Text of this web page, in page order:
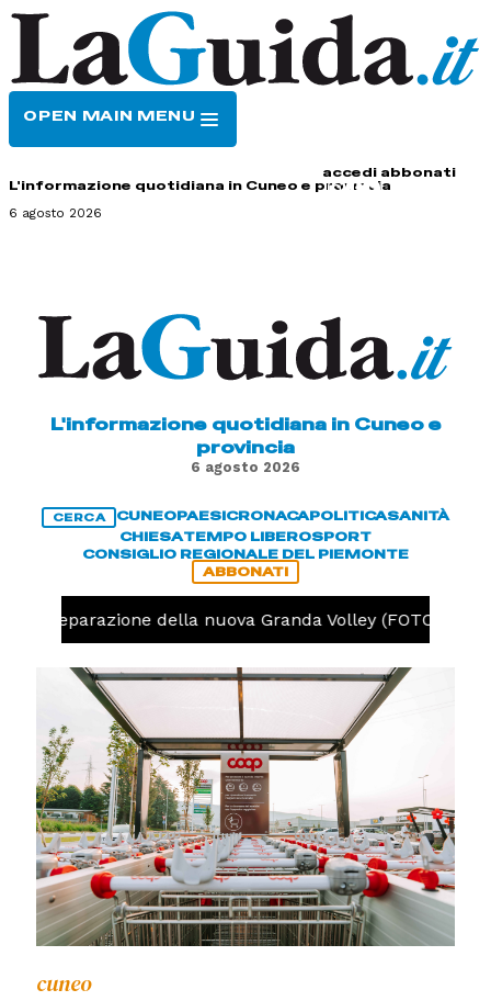
OPEN MAIN MENU
accedi abbonati
L'informazione quotidiana in Cuneo e provincia
6 agosto 2026
L'informazione quotidiana in Cuneo e
provincia
6 agosto 2026
CERCA CUNEOPAESICRONACAPOLITICASANITÀ
CHIESATEMPO LIBEROSPORT
CONSIGLIO REGIONALE DEL PIEMONTE
ABBONATI
della nuova Granda Volley (FOTO e VIDEO)
cuneo